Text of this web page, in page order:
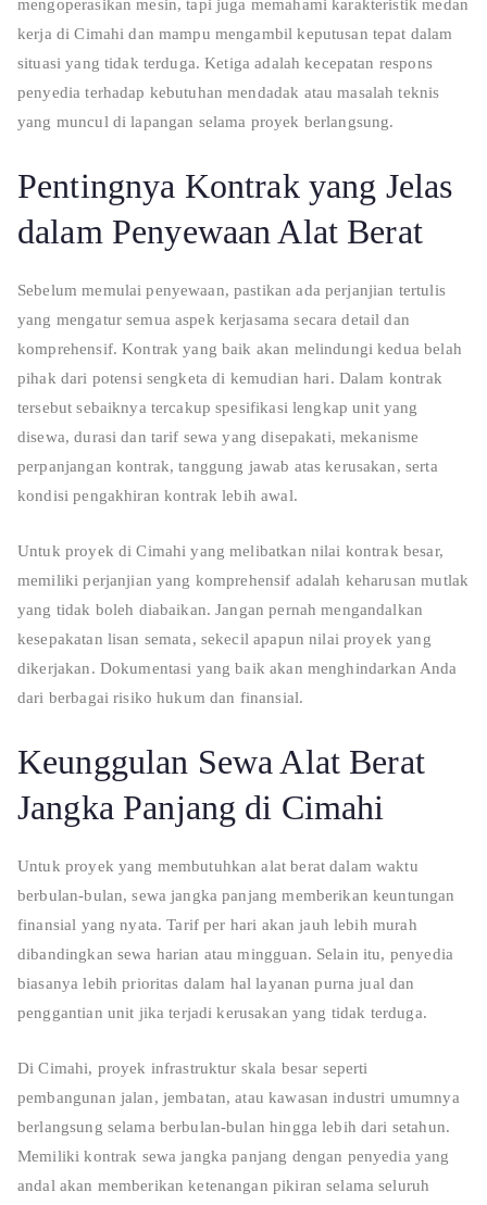
mengoperasikan mesin, tapi juga memahami karakteristik medan
kerja di Cimahi dan mampu mengambil keputusan tepat dalam
situasi yang tidak terduga. Ketiga adalah kecepatan respons
penyedia terhadap kebutuhan mendadak atau masalah teknis
yang muncul di lapangan selama proyek berlangsung.
Pentingnya Kontrak yang Jelas
dalam Penyewaan Alat Berat
Sebelum memulai penyewaan, pastikan ada perjanjian tertulis
yang mengatur semua aspek kerjasama secara detail dan
komprehensif. Kontrak yang baik akan melindungi kedua belah
pihak dari potensi sengketa di kemudian hari. Dalam kontrak
tersebut sebaiknya tercakup spesifikasi lengkap unit yang
disewa, durasi dan tarif sewa yang disepakati, mekanisme
perpanjangan kontrak, tanggung jawab atas kerusakan, serta
kondisi pengakhiran kontrak lebih awal.
Untuk proyek di Cimahi yang melibatkan nilai kontrak besar,
memiliki perjanjian yang komprehensif adalah keharusan mutlak
yang tidak boleh diabaikan. Jangan pernah mengandalkan
kesepakatan lisan semata, sekecil apapun nilai proyek yang
dikerjakan. Dokumentasi yang baik akan menghindarkan Anda
dari berbagai risiko hukum dan finansial.
Keunggulan Sewa Alat Berat
Jangka Panjang di Cimahi
Untuk proyek yang membutuhkan alat berat dalam waktu
berbulan-bulan, sewa jangka panjang memberikan keuntungan
finansial yang nyata. Tarif per hari akan jauh lebih murah
dibandingkan sewa harian atau mingguan. Selain itu, penyedia
biasanya lebih prioritas dalam hal layanan purna jual dan
penggantian unit jika terjadi kerusakan yang tidak terduga.
Di Cimahi, proyek infrastruktur skala besar seperti
pembangunan jalan, jembatan, atau kawasan industri umumnya
berlangsung selama berbulan-bulan hingga lebih dari setahun.
Memiliki kontrak sewa jangka panjang dengan penyedia yang
andal akan memberikan ketenangan pikiran selama seluruh